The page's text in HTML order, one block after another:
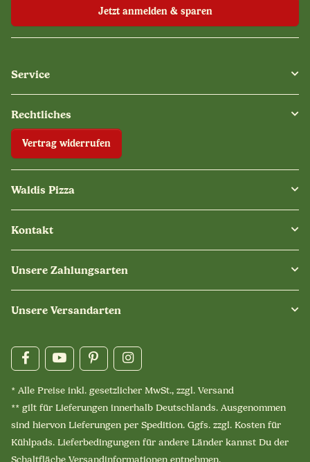
Jetzt anmelden & sparen
Service
Rechtliches
Vertrag widerrufen
Waldis Pizza
Kontakt
Unsere Zahlungsarten
Unsere Versandarten
* Alle Preise inkl. gesetzlicher MwSt., zzgl. Versand
** gilt für Lieferungen innerhalb Deutschlands. Ausgenommen
sind hiervon Lieferungen per Spedition. Ggfs. zzgl. Kosten für
Kühlpads. Lieferbedingungen für andere Länder kannst Du der
Schaltfläche Versandinformationen entnehmen.